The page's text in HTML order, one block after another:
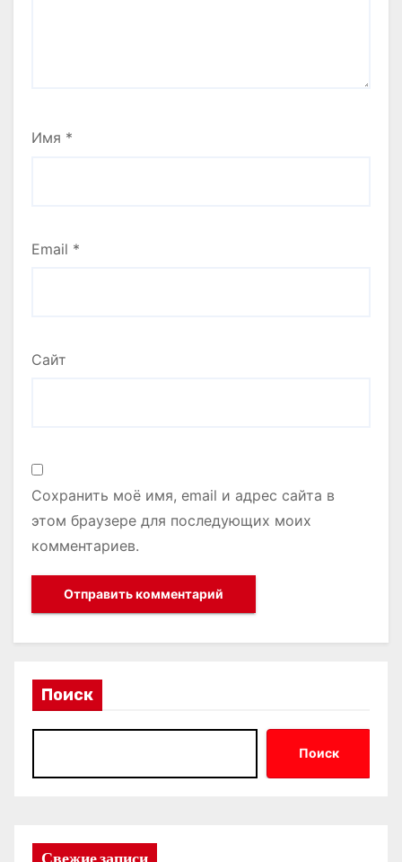
Имя *
Email *
Сайт
Сохранить моё имя, email и адрес сайта в
этом браузере для последующих моих
комментариев.
Поиск
Поиск